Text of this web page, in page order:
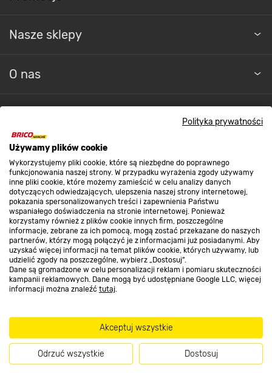
Polityka prywatności
Używamy plików cookie
Wykorzystujemy pliki cookie, które są niezbędne do poprawnego
funkcjonowania naszej strony. W przypadku wyrażenia zgody używamy
inne pliki cookie, które możemy zamieścić w celu analizy danych
dotyczących odwiedzających, ulepszenia naszej strony internetowej,
pokazania spersonalizowanych treści i zapewnienia Państwu
wspaniałego doświadczenia na stronie internetowej. Ponieważ
korzystamy również z plików cookie innych firm, poszczególne
informacje, zebrane za ich pomocą, mogą zostać przekazane do naszych
partnerów, którzy mogą połączyć je z informacjami już posiadanymi. Aby
uzyskać więcej informacji na temat plików cookie, których używamy, lub
udzielić zgody na poszczególne, wybierz „Dostosuj”.
Dane są gromadzone w celu personalizacji reklam i pomiaru skuteczności
kampanii reklamowych. Dane mogą być udostępniane Google LLC, więcej
informacji można znaleźć tutaj.
Akceptuj wszystkie
Odrzuć wszystkie Dostosuj
Nasze sklepy
O nas
Strefa biznesu
Dołącz do nas
Metody płatności
Informacje handlowe o towarach i ich cenach podane na stronach serwisu:
nie stanowią oferty, a są wyłącznie
zaproszeniem do zawarcia umowy w rozumieniu art. 71 Kodeksu cywilnego.